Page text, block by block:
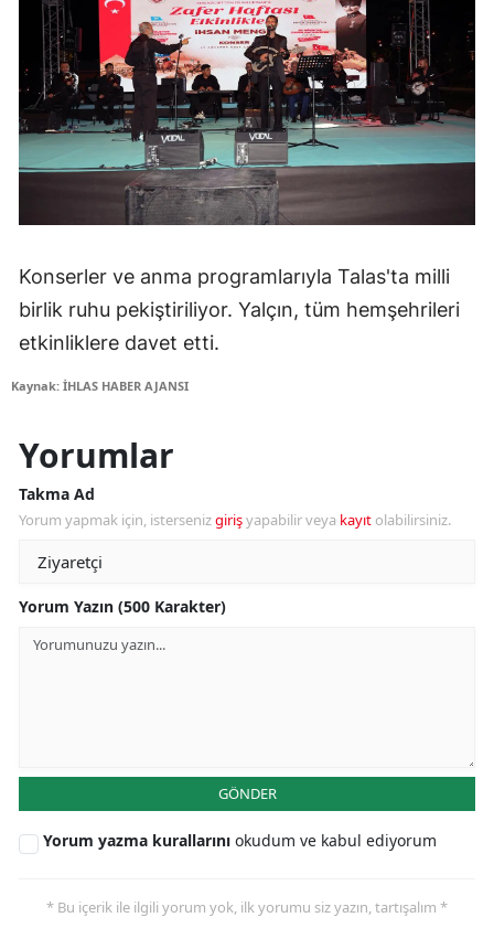
Konserler ve anma programlarıyla Talas'ta milli
birlik ruhu pekiştiriliyor. Yalçın, tüm hemşehrileri
etkinliklere davet etti.
Kaynak: İHLAS HABER AJANSI
Yorumlar
Takma Ad
Yorum yapmak için, istersenizgirişyapabilir veya kayıt olabilirsiniz.
Yorum Yazın (500 Karakter)
GÖNDER
Yorum yazma kurallarını okudum ve kabul ediyorum
* Bu içerik ile ilgili yorum yok, ilk yorumu siz yazın, tartışalım *